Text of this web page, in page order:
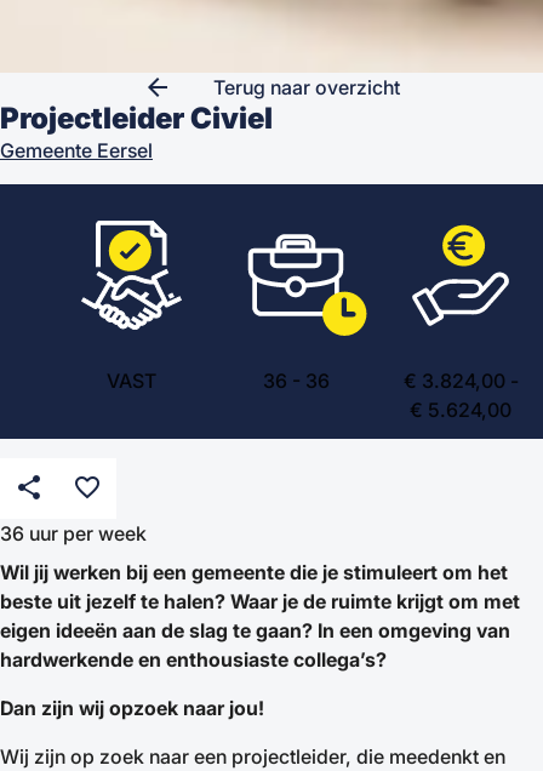
arrow_back Terug naar overzicht
Projectleider Civiel
Gemeente Eersel
VAST 36 - 36
€ 3.824,00 -
€ 5.624,00
share favorite_border
36 uur per week
Wil jij werken bij een gemeente die je stimuleert om het
beste uit jezelf te halen? Waar je de ruimte krijgt om met
eigen ideeën aan de slag te gaan? In een omgeving van
hardwerkende en enthousiaste collega’s?
Dan zijn wij opzoek naar jou!
Wij zijn op zoek naar een projectleider, die meedenkt en